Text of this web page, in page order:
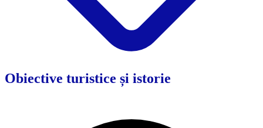
Obiective turistice și istorie